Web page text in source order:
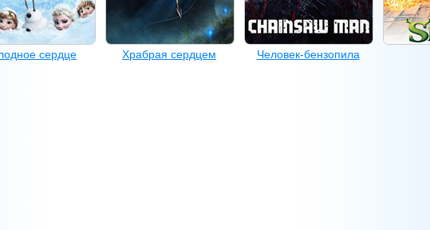
сердце Храбрая сердцем Человек-бензопила